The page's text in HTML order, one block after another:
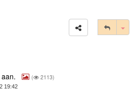
( 2113)
19:42